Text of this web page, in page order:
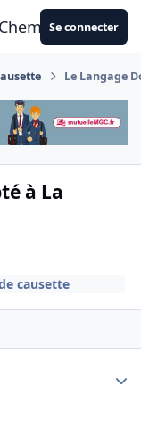
Se connecter
Le Langage
à La
causette